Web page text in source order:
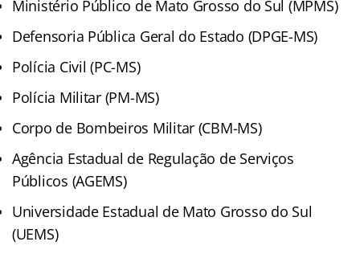
Ministério Público de Mato Grosso do Sul (MPMS)
Defensoria Pública Geral do Estado (DPGE-MS)
Polícia Civil (PC-MS)
Polícia Militar (PM-MS)
Corpo de Bombeiros Militar (CBM-MS)
Agência Estadual de Regulação de Serviços
Públicos (AGEMS)
Universidade Estadual de Mato Grosso do Sul
(UEMS)